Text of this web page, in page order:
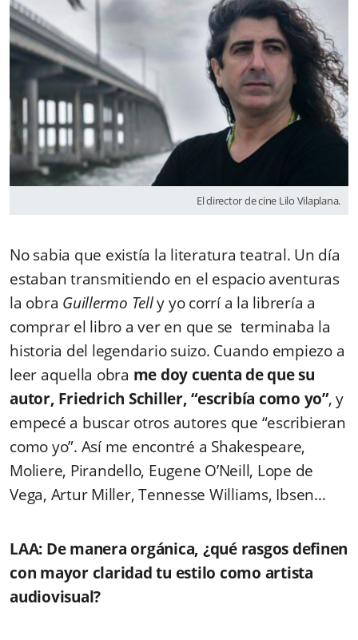
El director de cine Lilo Vilaplana.
No sabia que existía la literatura teatral. Un día
estaban transmitiendo en el espacio aventuras
la obra Guillermo Telly yo corrí a la librería a
comprar el libro a ver en que se terminaba la
historia del legendario suizo. Cuando empiezo a
leer aquella obra me doy cuenta de que su
autor, Friedrich Schiller, “escribía como yo”, y
empecé a buscar otros autores que “escribieran
como yo”. Así me encontré a Shakespeare,
Moliere, Pirandello, Eugene O’Neill, Lope de
Vega, Artur Miller, Tennesse Williams, Ibsen…
LAA: De manera orgánica, ¿qué rasgos definen
con mayor claridad tu estilo como artista